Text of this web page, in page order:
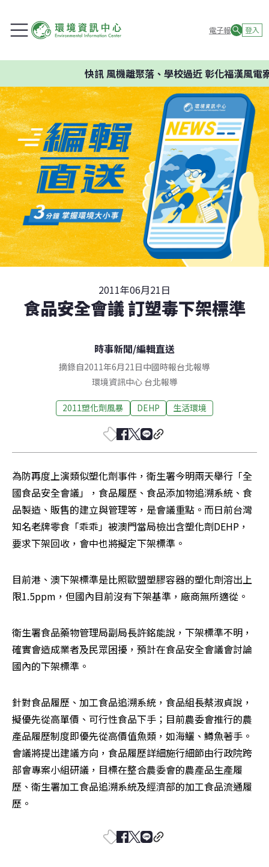
電子報 登入
快訊風機離聚落、學校過近 彰化福漢風電案
2011年06月21日
食品安全會議 訂塑毒下架標準
時事新聞/編輯直送
摘錄自2011年6月21日中國時報台北報導
環境資訊中心 台北報導
2011塑化劑風暴 DEHP 生活環境
為防再度上演類似塑化劑事件，衛生署今明兩天舉行「全
國食品安全會議」，食品履歷、食品添加物追溯系統、食
品製造、販售的建立與管理等，是會議重點。而日前台灣
知名老牌零食「乖乖」被澳門當局檢出含塑化劑DEHP，
要求下架回收，會中也將擬定下架標準。
目前港、澳下架標準是比照歐盟塑膠容器的塑化劑溶出上
限1.5ppm，但國內目前沒有下架基準，廠商無所適從。
衛生署食品藥物管理局副局長許銘能說，下架標準不明，
確實會造成業者及民眾困擾，預計在食品安全會議會討論
國內的下架標準。
針對食品履歷、加工食品追溯系統，食品組長蔡淑貞說，
擬優先從高單價、可行性食品下手；目前農委會推行的農
產品履歷制度即優先從高價值魚類，如海鱺、鱒魚著手。
會議將提出建議方向，食品履歷詳細施行細節由行政院跨
部會專案小組研議，目標在整合農委會的農產品生產履
歷、衛生署加工食品追溯系統及經濟部的加工食品流通履
歷。